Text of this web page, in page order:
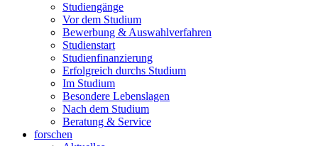
Studiengänge
Vor dem Studium
Bewerbung & Auswahlverfahren
Studienstart
Studienfinanzierung
Erfolgreich durchs Studium
Im Studium
Besondere Lebenslagen
Nach dem Studium
Beratung & Service
forschen